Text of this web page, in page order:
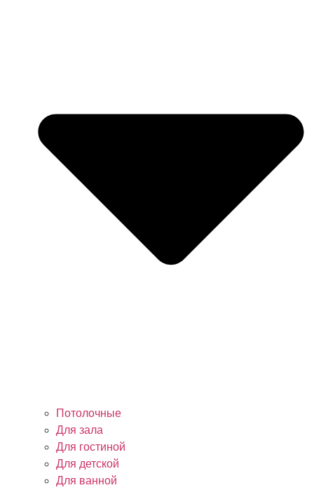
Потолочные
Для зала
Для гостиной
Для детской
Для ванной